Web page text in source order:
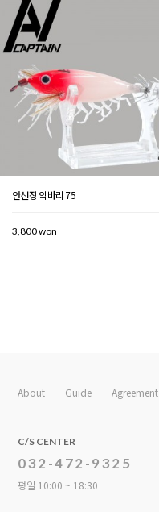
안선장 악바리 75
3,800 won
About Guide Agreement
C/S CENTER
032-472-9325
평일 10:00 ~ 18:30